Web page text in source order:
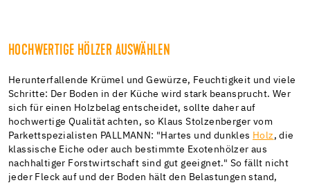
HOCHWERTIGE HÖLZER AUSWÄHLEN
Herunterfallende Krümel und Gewürze, Feuchtigkeit und viele
Schritte: Der Boden in der Küche wird stark beansprucht. Wer
sich für einen Holzbelag entscheidet, sollte daher auf
hochwertige Qualität achten, so Klaus Stolzenberger vom
Parkettspezialisten PALLMANN: "Hartes und dunkles Holz , die
klassische Eiche oder auch bestimmte Exotenhölzer aus
nachhaltiger Forstwirtschaft sind gut geeignet." So fällt nicht
jeder Fleck auf und der Boden hält den Belastungen stand,